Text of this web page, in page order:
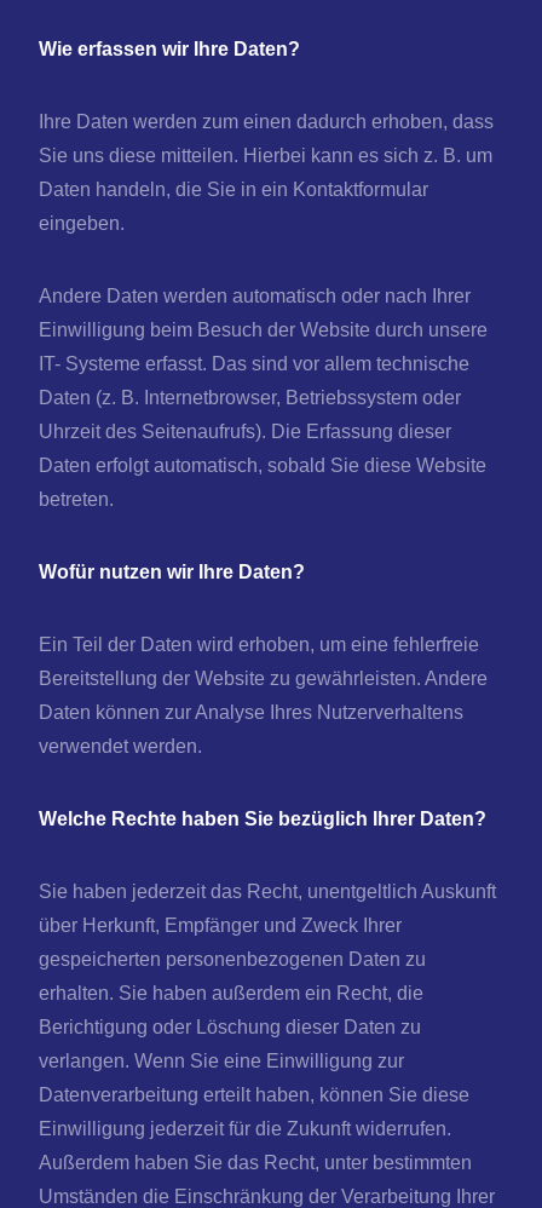
Wie erfassen wir Ihre Daten?
Ihre Daten werden zum einen dadurch erhoben, dass
Sie uns diese mitteilen. Hierbei kann es sich z. B. um
Daten handeln, die Sie in ein Kontaktformular
eingeben.
Andere Daten werden automatisch oder nach Ihrer
Einwilligung beim Besuch der Website durch unsere
IT- Systeme erfasst. Das sind vor allem technische
Daten (z. B. Internetbrowser, Betriebssystem oder
Uhrzeit des Seitenaufrufs). Die Erfassung dieser
Daten erfolgt automatisch, sobald Sie diese Website
betreten.
Wofür nutzen wir Ihre Daten?
Ein Teil der Daten wird erhoben, um eine fehlerfreie
Bereitstellung der Website zu gewährleisten. Andere
Daten können zur Analyse Ihres Nutzerverhaltens
verwendet werden.
Welche Rechte haben Sie bezüglich Ihrer Daten?
Sie haben jederzeit das Recht, unentgeltlich Auskunft
über Herkunft, Empfänger und Zweck Ihrer
gespeicherten personenbezogenen Daten zu
erhalten. Sie haben außerdem ein Recht, die
Berichtigung oder Löschung dieser Daten zu
verlangen. Wenn Sie eine Einwilligung zur
Datenverarbeitung erteilt haben, können Sie diese
Einwilligung jederzeit für die Zukunft widerrufen.
Außerdem haben Sie das Recht, unter bestimmten
Umständen die Einschränkung der Verarbeitung Ihrer